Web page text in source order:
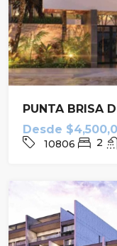
PUNTA BRISA
Desde
10806 2